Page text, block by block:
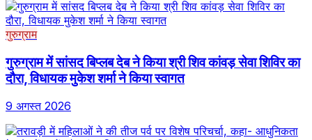
गुरुग्राम
गुरुग्राम में सांसद बिप्लब देब ने किया श्री शिव कांवड़ सेवा शिविर का
दौरा, विधायक मुकेश शर्मा ने किया स्वागत
9 अगस्त 2026